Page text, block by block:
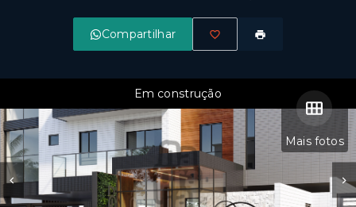
Compartilhar
Mais fotos
Em construção